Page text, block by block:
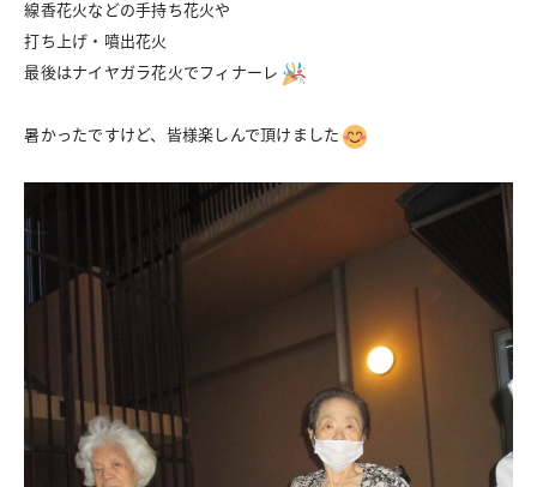
線香花火などの手持ち花火や
打ち上げ・噴出花火
最後はナイヤガラ花火でフィナーレ
暑かったですけど、皆様楽しんで頂けました